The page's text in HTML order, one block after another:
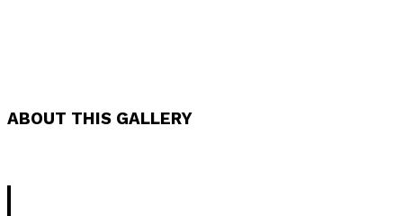
ABOUT THIS GALLERY